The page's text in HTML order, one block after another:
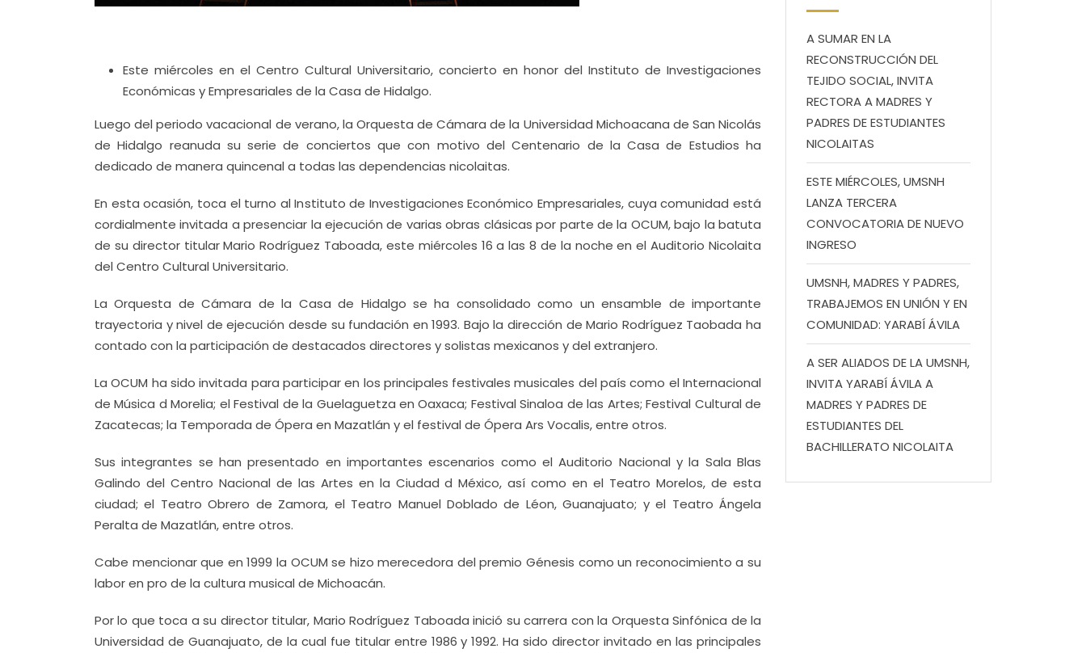
Este miércoles en el Centro Cultural Universitario, concierto en honor del Instituto de Investigaciones
Económicas y Empresariales de la Casa de Hidalgo.
Luego del periodo vacacional de verano, la Orquesta de Cámara de la Universidad Michoacana de San Nicolás
de Hidalgo reanuda su serie de conciertos que con motivo del Centenario de la Casa de Estudios ha
dedicado de manera quincenal a todas las dependencias nicolaitas.
En esta ocasión, toca el turno al Instituto de Investigaciones Económico Empresariales, cuya comunidad está
cordialmente invitada a presenciar la ejecución de varias obras clásicas por parte de la OCUM, bajo la batuta
de su director titular Mario Rodríguez Taboada, este miércoles 16 a las 8 de la noche en el Auditorio Nicolaita
del Centro Cultural Universitario.
La Orquesta de Cámara de la Casa de Hidalgo se ha consolidado como un ensamble de importante
trayectoria y nivel de ejecución desde su fundación en 1993. Bajo la dirección de Mario Rodríguez Taobada ha
contado con la participación de destacados directores y solistas mexicanos y del extranjero.
La OCUM ha sido invitada para participar en los principales festivales musicales del país como el Internacional
de Música d Morelia; el Festival de la Guelaguetza en Oaxaca; Festival Sinaloa de las Artes; Festival Cultural de
Zacatecas; la Temporada de Ópera en Mazatlán y el festival de Ópera Ars Vocalis, entre otros.
Sus integrantes se han presentado en importantes escenarios como el Auditorio Nacional y la Sala Blas
Galindo del Centro Nacional de las Artes en la Ciudad d México, así como en el Teatro Morelos, de esta
ciudad; el Teatro Obrero de Zamora, el Teatro Manuel Doblado de Léon, Guanajuato; y el Teatro Ángela
Peralta de Mazatlán, entre otros.
Cabe mencionar que en 1999 la OCUM se hizo merecedora del premio Génesis como un reconocimiento a su
labor en pro de la cultura musical de Michoacán.
Por lo que toca a su director titular, Mario Rodríguez Taboada inició su carrera con la Orquesta Sinfónica de la
Universidad de Guanajuato, de la cual fue titular entre 1986 y 1992. Ha sido director invitado en las principales
A SUMAR EN LA
RECONSTRUCCIÓN DEL
TEJIDO SOCIAL, INVITA
RECTORA A MADRES Y
PADRES DE ESTUDIANTES
NICOLAITAS
ESTE MIÉRCOLES, UMSNH
LANZA TERCERA
CONVOCATORIA DE NUEVO
INGRESO
UMSNH, MADRES Y PADRES,
TRABAJEMOS EN UNIÓN Y EN
COMUNIDAD: YARABÍ ÁVILA
A SER ALIADOS DE LA UMSNH,
INVITA YARABÍ ÁVILA A
MADRES Y PADRES DE
ESTUDIANTES DEL
BACHILLERATO NICOLAITA